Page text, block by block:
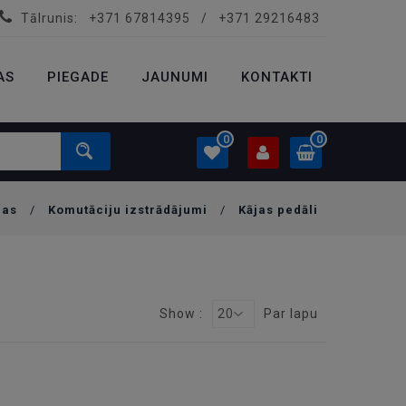
Tālrunis: +371 67814395 / +371 29216483
PIEGADE JAUNUMI KONTAKTI
0 0
Ielogoties
/ Komutāciju izstrādājumi / Kājas pedāli
Show : 20 Par lapu